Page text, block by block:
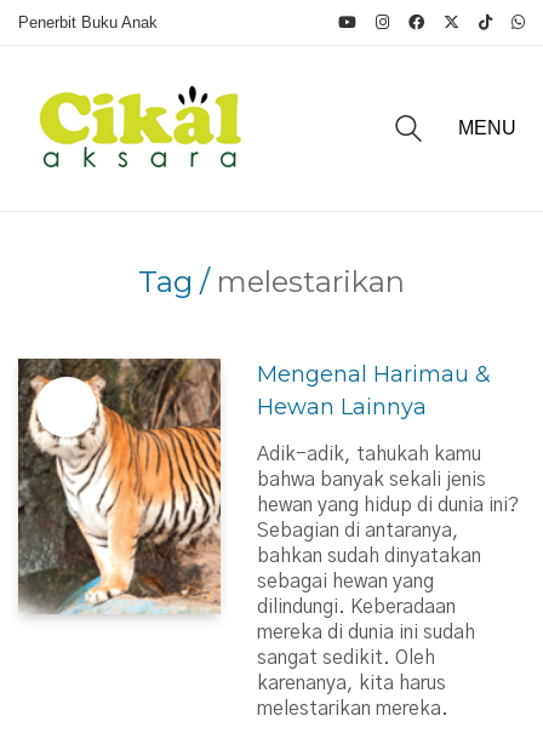
Penerbit Buku Anak
MENU
Tag / melestarikan
Mengenal Harimau &
Hewan Lainnya
Adik-adik, tahukah kamu
bahwa banyak sekali jenis
hewan yang hidup di dunia ini?
Sebagian di antaranya,
bahkan sudah dinyatakan
sebagai hewan yang
dilindungi. Keberadaan
mereka di dunia ini sudah
sangat sedikit. Oleh
karenanya, kita harus
melestarikan mereka.